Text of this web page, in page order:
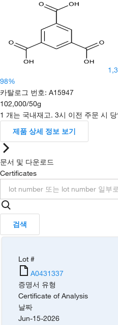
98%
카탈로그 번호: A15947
102,000/50g
1 개는 국내재고. 3시 이전 주문 시
제품 상세 정보 보기
문서 및 다운로드
Certificates
검색
Lot #
A0431337
증명서 유형
Certificate of Analysis
날짜
Jun-15-2026